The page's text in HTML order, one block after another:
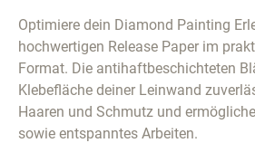
Optimiere dein Diamond Painting
hochwertigen Release Paper im
Format. Die antihaftbeschichteten
Klebefläche deiner Leinwand
Haaren und Schmutz und
sowie entspanntes Arbeiten.